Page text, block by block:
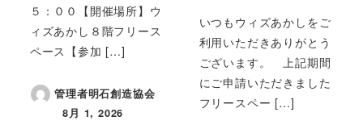
５：００【開催場所】ウ
ィズあかし８階フリース
ペース【参加 […]
管理者明石創造協会
投稿日
8月 1, 2026
いつもウィズあかしをご
利用いただきありがとう
ございます。 上記期間
にご申請いただきました
フリースペー […]